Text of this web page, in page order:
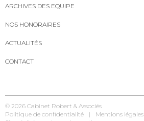
ARCHIVES DES EQUIPE
NOS HONORAIRES
ACTUALITÉS
CONTACT
© 2026 Cabinet Robert & Associés
Politique de confidentialité
Mentions légales